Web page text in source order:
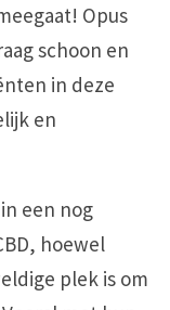
Opus
schoon en
in deze
en
een nog
hoewel
plek is om